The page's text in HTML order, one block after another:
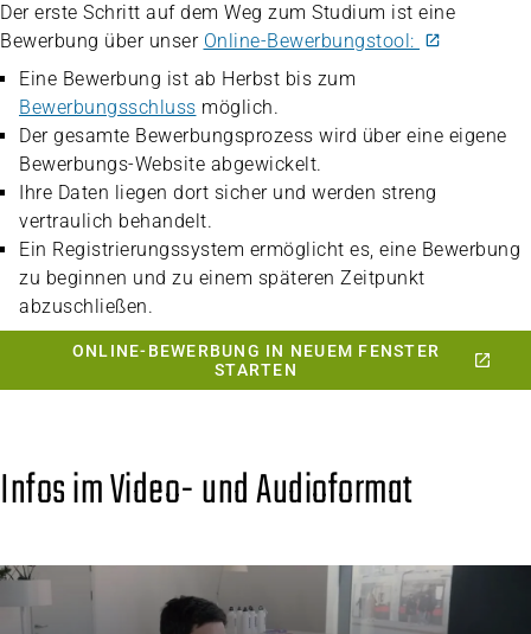
Der erste Schritt auf dem Weg zum Studium ist eine
Bewerbung über unser Online-Bewerbungstool:
Eine Bewerbung ist ab Herbst bis zum
Bewerbungsschluss möglich.
Der gesamte Bewerbungsprozess wird über eine eigene
Bewerbungs-Website abgewickelt.
Ihre Daten liegen dort sicher und werden streng
vertraulich behandelt.
Ein Registrierungssystem ermöglicht es, eine Bewerbung
zu beginnen und zu einem späteren Zeitpunkt
abzuschließen.
ONLINE-BEWERBUNG IN NEUEM FENSTER
STARTEN
Infos im Video- und Audioformat